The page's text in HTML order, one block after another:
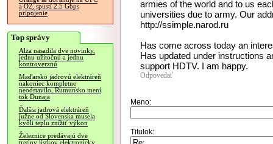
a O2, spustí 2.5 Gbps
pripojenie
Top správy
Alza nasadila dve novinky,
jednu užitočnú a jednu
kontroverznú
Maďarsko jadrovú elektráreň
nakoniec kompletne
neodstavilo, Rumunsko mení
tok Dunaja
Ďalšia jadrová elektráreň
južne od Slovenska musela
kvôli teplu znížiť výkon
Železnice predávajú dve
tretiny lístkov elektronicky,
armies of the world and to us
universities due to army. Our
http://ssimple.narod.ru
Has come across today an
Has updated under instructions
support HDTV. I am happy.
Odpovedať
Meno:
Titulok: